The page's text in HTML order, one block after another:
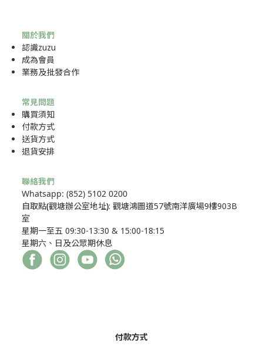
關於我們
認識zuzu
成為會員
業務及批發合作
常見問題
購買須知
付款方式
送貨方式
退貨安排
聯絡我們
Whatsapp: (852) 5102 0200
自取點(觀塘辦公室地址): 觀塘鴻圖道57號南洋廣場9樓903B
室
星期一至五 09:30-13:30 & 15:00-18:15
星期六、日及公眾期休息
付款方式